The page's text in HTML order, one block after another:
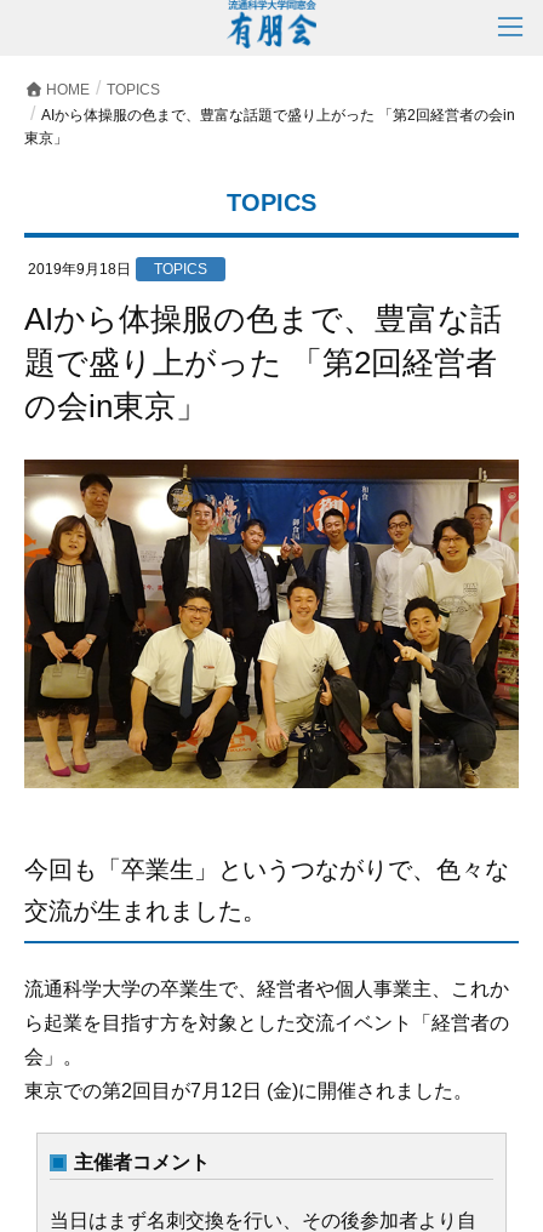
HOME
TOPICS
AIから体操服の色まで、豊富な話題で盛り上がった 「第2回経営者の会in
東京」
TOPICS
2019年9月18日 TOPICS
AIから体操服の色まで、豊富な話
題で盛り上がった 「第2回経営者
の会in東京」
今回も「卒業生」というつながりで、色々な
交流が生まれました。
流通科学大学の卒業生で、経営者や個人事業主、これか
ら起業を目指す方を対象とした交流イベント「経営者の
会」。
東京での第2回目が7月12日 (金)に開催されました。
主催者コメント
当日はまず名刺交換を行い、その後参加者より自